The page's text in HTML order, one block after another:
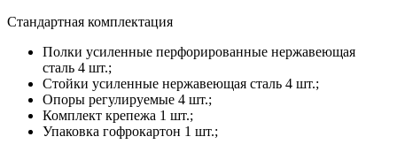
Стандартная комплектация
Полки усиленные перфорированные нержавеющая
сталь 4 шт.;
Стойки усиленные нержавеющая сталь 4 шт.;
Опоры регулируемые 4 шт.;
Комплект крепежа 1 шт.;
Упаковка гофрокартон 1 шт.;